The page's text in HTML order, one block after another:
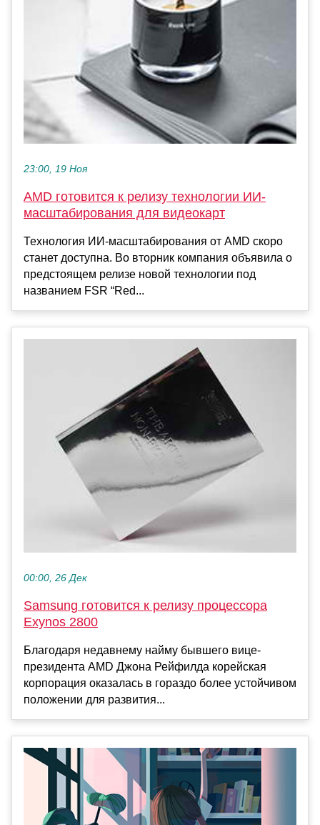
23:00, 19 Ноя
AMD готовится к релизу технологии ИИ-
масштабирования для видеокарт
Технология ИИ-масштабирования от AMD скоро
станет доступна. Во вторник компания объявила о
предстоящем релизе новой технологии под
названием FSR “Red...
00:00, 26 Дек
Samsung готовится к релизу процессора
Exynos 2800
Благодаря недавнему найму бывшего вице-
президента AMD Джона Рейфилда корейская
корпорация оказалась в гораздо более устойчивом
положении для развития...